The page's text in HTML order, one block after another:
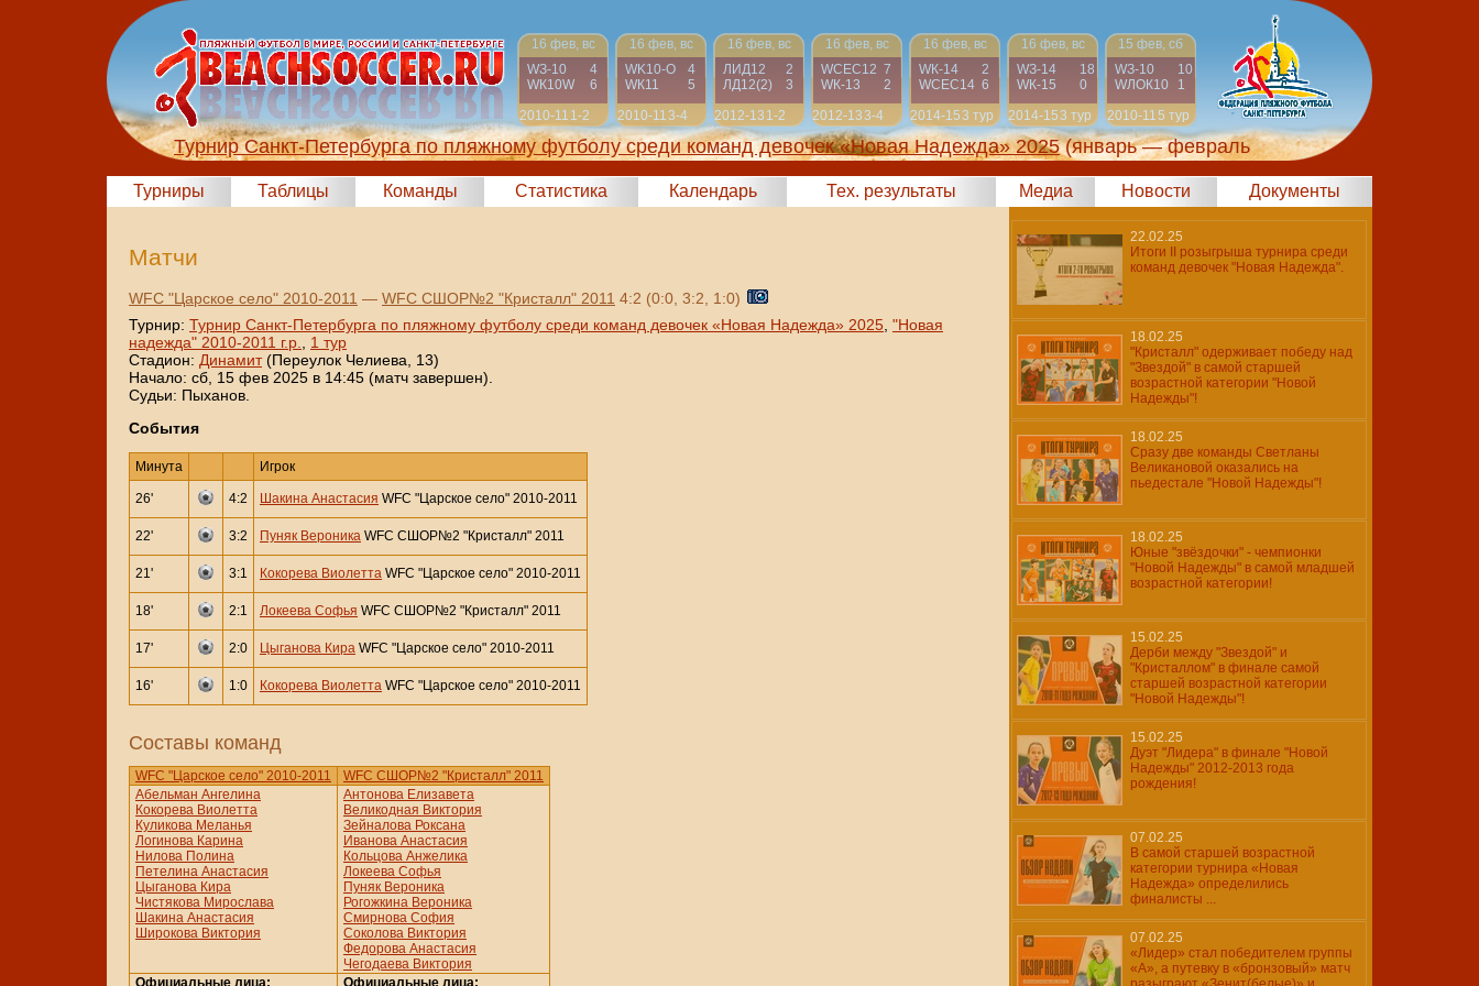
16 фев, вс
WЗ-10
4
WК10W
6
2010-11 1-2
16 фев, вс
WK10-О
4
WК11
5
2010-113-4
16 фев, вс
ЛИД12
2
ЛД12(2)
3
2012-13 1-2
16 фев, вс
WСЕС12 7
WК-13
2
2012-133-4
16 фев, вс
WК-14
2
WСЕС14 6
2014-153 тур
16 фев, вс
WЗ-14
18
WК-15
0
2014-153 тур
15 фев, сб
WЗ-10
10
WЛОК10
1
2010-115 тур
Турнир Санкт-Петербурга по пляжному футболу среди команд девочек «Новая Надежда» 2025 (январь — февраль
Турниры Таблицы Команды Статистика Календарь Тех. результаты Медиа Новости Документы
Матчи
WFC "Царское село" 2010-2011 — WFC СШОР№2 "Кристалл" 2011 4:2 (0:0, 3:2, 1:0)
Турнир: Турнир Санкт-Петербурга по пляжному футболу среди команд девочек «Новая Надежда» 2025 "Новая
надежда" 2010-2011 г.р.
1 тур
Стадион: Динамит(Переулок Челиева, 13)
Начало: сб, 15 фев 2025 в 14:45 (матч завершен).
Судьи: Пыханов.
События
Минута Игрок
26' 4:2 Шакина Анастасия WFC "Царское село" 2010-2011
22' 3:2 Пуняк Вероника WFC СШОР№2 "Кристалл" 2011
21' 3:1 Кокорева Виолетта WFC "Царское село" 2010-2011
18' 2:1 Локеева Софья WFC СШОР№2 "Кристалл" 2011
17' 2:0 Цыганова Кира WFC "Царское село" 2010-2011
16' 1:0 Кокорева Виолетта WFC "Царское село" 2010-2011
Составы команд
WFC "Царское село" 2010-2011
WFC СШОР№2 "Кристалл" 2011
Абельман Ангелина
Кокорева Виолетта
Куликова Меланья
Логинова Карина
Нилова Полина
Петелина Анастасия
Цыганова Кира
Чистякова Мирослава
Шакина Анастасия
Широкова Виктория
Антонова Елизавета
Великодная Виктория
Зейналова Роксана
Иванова Анастасия
Кольцова Анжелика
Локеева Софья
Пуняк Вероника
Рогожкина Вероника
Смирнова София
Соколова Виктория
Федорова Анастасия
Чегодаева Виктория
Официальные лица:
Официальные лица:
22.02.25
Итоги II розыгрыша турнира среди
команд девочек "Новая Надежда".
18.02.25
"Кристалл" одерживает победу над
"Звездой" в самой старшей
возрастной категории "Новой
Надежды"!
18.02.25
Сразу две команды Светланы
Великановой оказались на
пьедестале "Новой Надежды"!
18.02.25
Юные "звёздочки" - чемпионки
"Новой Надежды" в самой младшей
возрастной категории!
15.02.25
Дерби между "Звездой" и
"Кристаллом" в финале самой
старшей возрастной категории
"Новой Надежды"!
15.02.25
Дуэт "Лидера" в финале "Новой
Надежды" 2012-2013 года
рождения!
07.02.25
В самой старшей возрастной
категории турнира «Новая
Надежда» определились
финалисты ...
07.02.25
«Лидер» стал победителем группы
«А», а путевку в «бронзовый» матч